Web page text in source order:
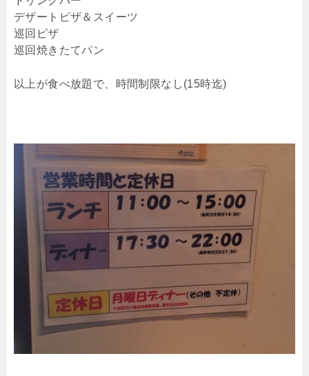
デザートピザ＆スイーツ
巡回ピザ
巡回焼きたてパン
以上が食べ放題で、時間制限なし(15時迄)